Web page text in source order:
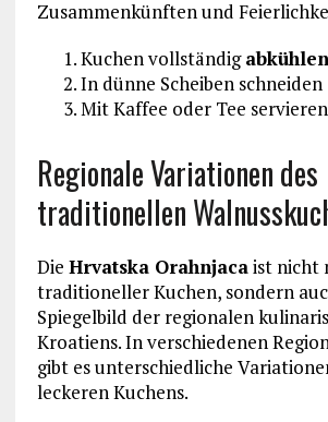
Zusammenkünften und
Kuchen vollständigabkühlen
In dünne Scheiben schneiden
Mit Kaffee oder Tee servieren
Regionale Variationen des
traditionellen
Die Hrvatska Orahnjacaist nicht
traditioneller Kuchen, sondern
Spiegelbild der regionalen
Kroatiens. In verschiedenen
gibt es unterschiedliche
leckeren Kuchens.